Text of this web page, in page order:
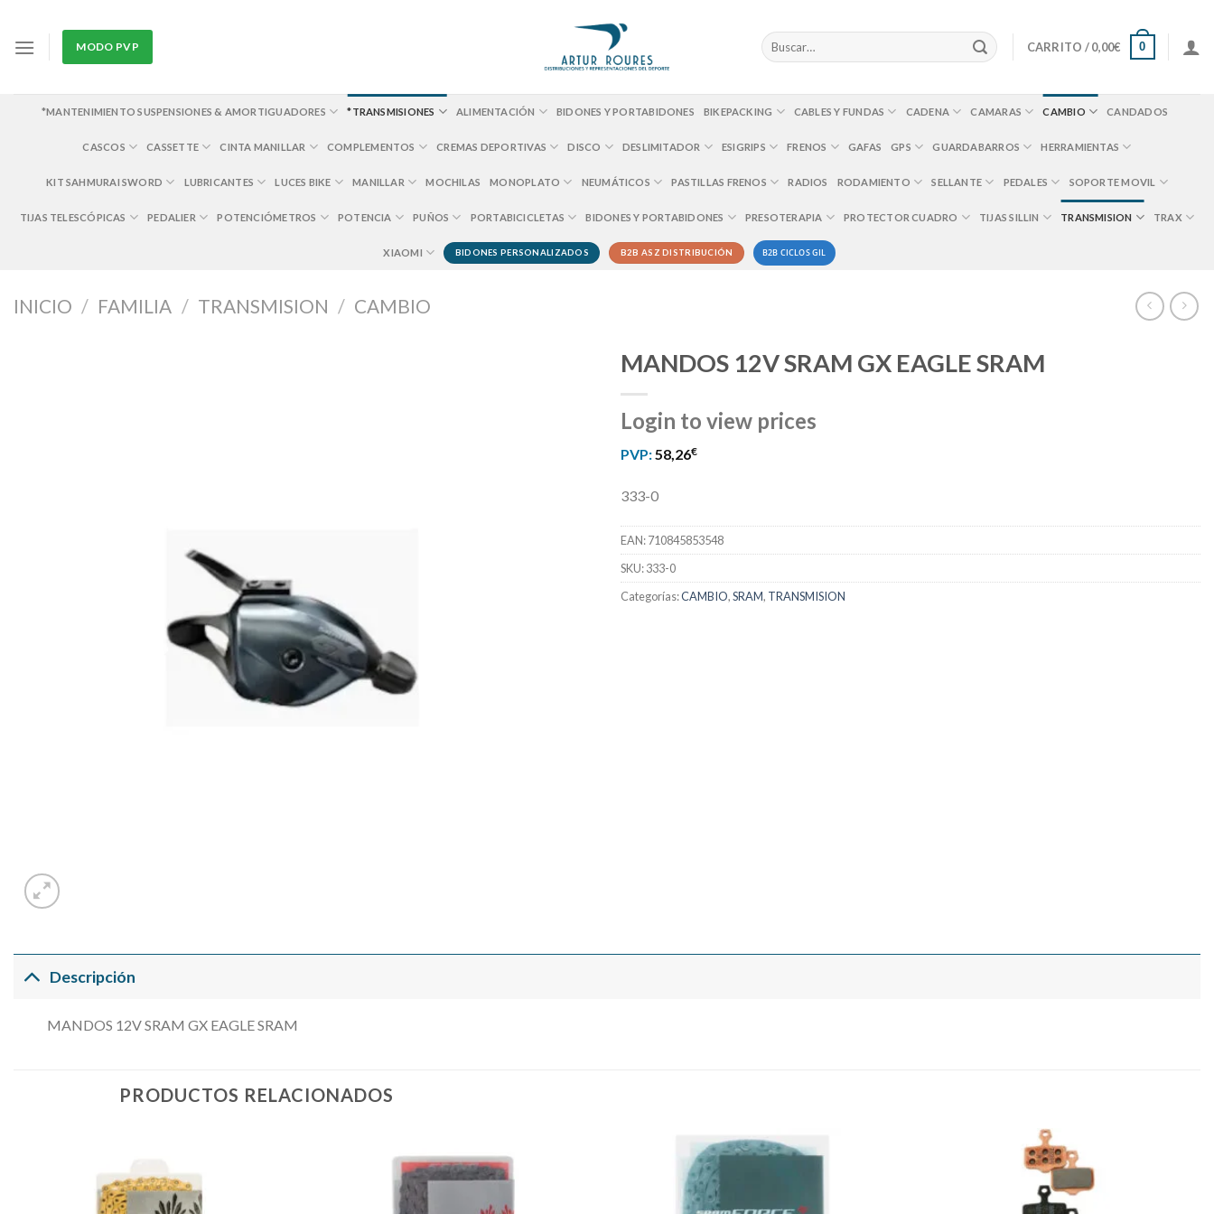
content
MODO PVP
Buscar
por:
CARRITO /0,00€ 0
*MANTENIMIENTO SUSPENSIONES & AMORTIGUADORES *TRANSMISIONES ALIMENTACIÓN BIDONES Y PORTABIDONES BIKEPACKING CABLES Y FUNDAS CADENA CAMARAS CAMBIO CANDADOS
CASCOS CASSETTE CINTA MANILLAR COMPLEMENTOS CREMAS DEPORTIVAS DISCO DESLIMITADOR ESIGRIPS FRENOS GAFAS GPS GUARDABARROS HERRAMIENTAS
KIT SAHMURAI SWORD LUBRICANTES LUCES BIKE MANILLAR MOCHILAS MONOPLATO NEUMÁTICOS PASTILLAS FRENOS RADIOS RODAMIENTO SELLANTE PEDALES SOPORTE MOVIL
TIJAS TELESCÓPICAS PEDALIER POTENCIÓMETROS POTENCIA PUÑOS PORTABICICLETAS BIDONES Y PORTABIDONES PRESOTERAPIA PROTECTOR CUADRO TIJAS SILLIN TRANSMISION TRAX
XIAOMI BIDONES PERSONALIZADOS B2B ASZ DISTRIBUCIÓN B2B CICLOS GIL
INICIO / FAMILIA / TRANSMISION / CAMBIO
MANDOS 12V SRAM GX EAGLE SRAM
Login to view prices
PVP:58,26€
333-0
EAN:710845853548
SKU:333-0
Categorías:CAMBIO,SRAM, TRANSMISION
Descripción
MANDOS 12V SRAM GX EAGLE SRAM
PRODUCTOS RELACIONADOS